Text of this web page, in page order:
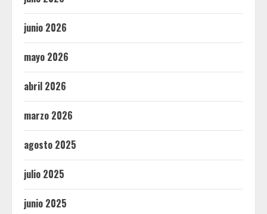
junio 2026
mayo 2026
abril 2026
marzo 2026
agosto 2025
julio 2025
junio 2025